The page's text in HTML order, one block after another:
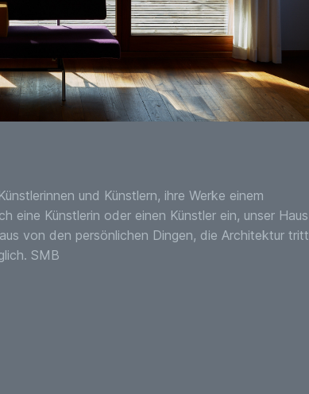
und Künstlern, ihre Werke einem
eine Künstlerin oder einen Künstler ein, unser Haus
von den persönlichen Dingen, die Architektur tritt
SMB